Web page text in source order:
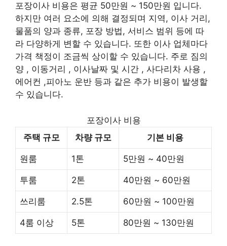
포장이사 비용은 평균 50만원 ~ 150만원 입니다.
하지만 여러 요소에 의해 결정되며 지역, 이사 거리,
물품의 양과 종류, 포장 방법, 서비스 범위 등에 따
라 다양하게 변할 수 있습니다. 또한 이사 업체마다
가격 책정이 조금씩 상이할 수 있습니다. 주로 짐의
양 , 이동거리 , 이사날짜 및 시간 , 사다리차 사용 ,
에어컨 ,피아노 운반 등과 같은 추가 비용이 발생할
수 있습니다.
포장이사 비용
주택 규모
차량 규모 기본 비용
원룸 1톤 5만원 ~ 40만원
투룸 2톤 40만원 ~ 60만원
쓰리룸 2.5톤 60만원 ~ 100만원
4룸 이상 5톤 80만원 ~ 130만원